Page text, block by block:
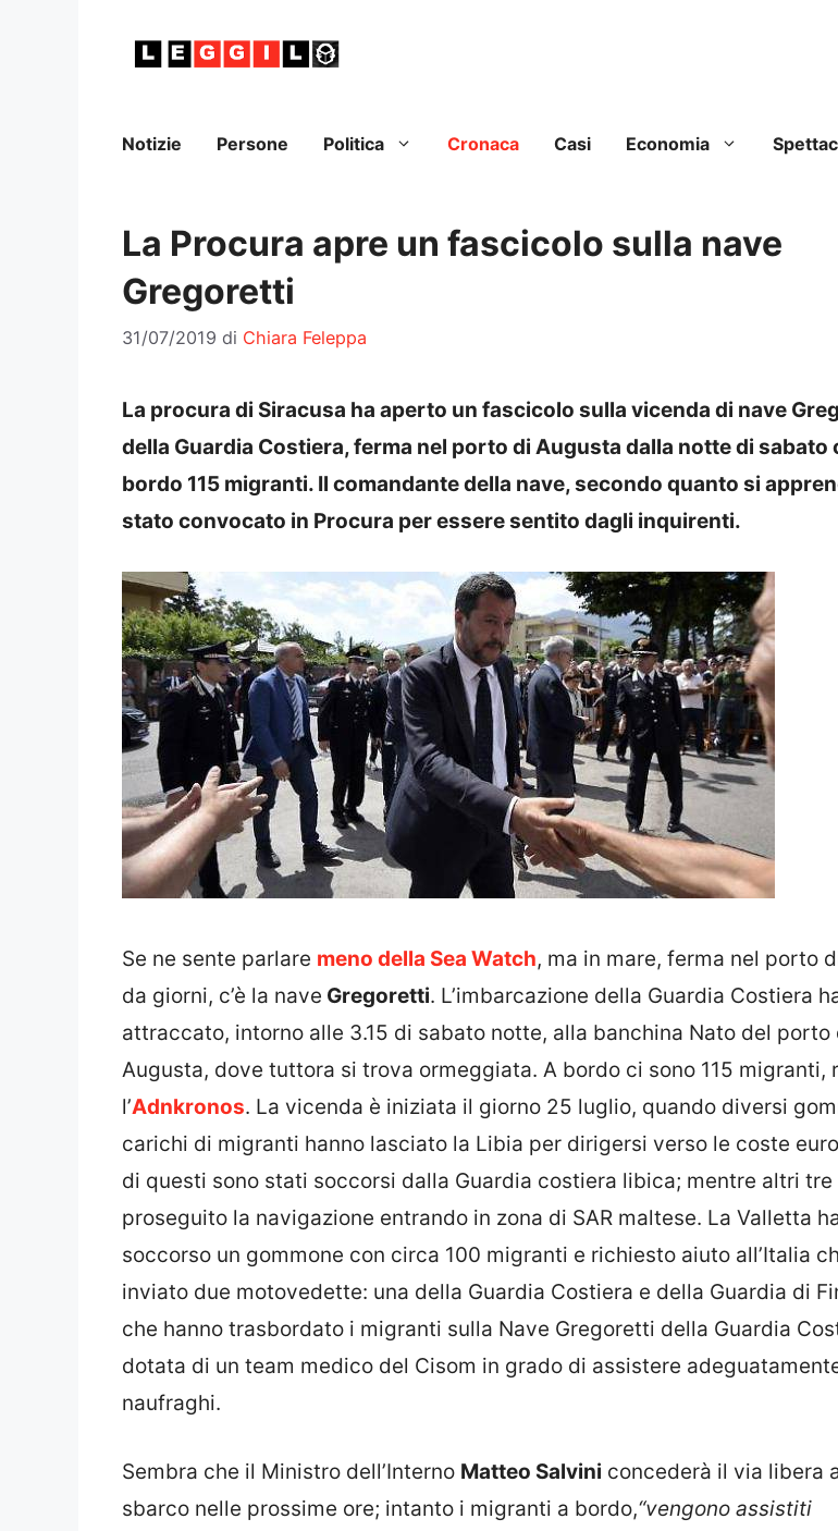
Notizie Persone Politica Cronaca Casi Economia
La Procura apre un fascicolo sulla nave
Gregoretti
31/07/2019 di Chiara Feleppa
La procura di Siracusa ha aperto un fascicolo sulla vicenda di nave
della Guardia Costiera, ferma nel porto di Augusta dalla notte di sabato
bordo 115 migranti. Il comandante della nave, secondo quanto si
stato convocato in Procura per essere sentito dagli inquirenti.
Se ne sente parlare meno della Sea Watch, ma in mare, ferma nel porto
da giorni, c’è la nave Gregoretti. L’imbarcazione della Guardia Costiera
attraccato, intorno alle 3.15 di sabato notte, alla banchina Nato del porto
Augusta, dove tuttora si trova ormeggiata. A bordo ci sono 115 migranti,
l’Adnkronos. La vicenda è iniziata il giorno 25 luglio, quando diversi
carichi di migranti hanno lasciato la Libia per dirigersi verso le coste
di questi sono stati soccorsi dalla Guardia costiera libica; mentre altri tre
proseguito la navigazione entrando in zona di SAR maltese. La Valletta
soccorso un gommone con circa 100 migranti e richiesto aiuto all’Italia
inviato due motovedette: una della Guardia Costiera e della Guardia di
che hanno trasbordato i migranti sulla Nave Gregoretti della Guardia
dotata di un team medico del Cisom in grado di assistere
naufraghi.
Sembra che il Ministro dell’Interno Matteo Salvini concederà il via libera
sbarco nelle prossime ore; intanto i migranti a bordo,“vengono assistiti